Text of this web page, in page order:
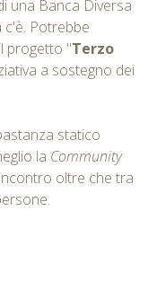
una Banca Diversa
c'è. Potrebbe
progetto "Terzo
a sostegno dei
statico
la Community
oltre che tra